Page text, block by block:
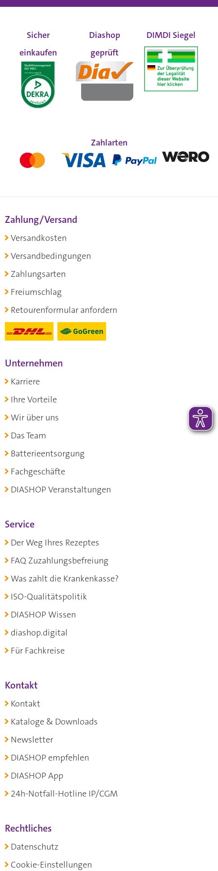
Sicher
einkaufen
Diashop
geprüft
DIMDI Siegel
Zahlarten
Zahlung/Versand
Versandkosten
Versandbedingungen
Zahlungsarten
Freiumschlag
Retourenformular anfordern
Unternehmen
Karriere
Ihre Vorteile
Wir über uns
Das Team
Batterieentsorgung
Fachgeschäfte
DIASHOP Veranstaltungen
Service
Der Weg Ihres Rezeptes
FAQ Zuzahlungsbefreiung
Was zahlt die Krankenkasse?
ISO-Qualitätspolitik
DIASHOP Wissen
diashop.digital
Für Fachkreise
Kontakt
Kontakt
Kataloge & Downloads
Newsletter
DIASHOP empfehlen
DIASHOP App
24h-Notfall-Hotline IP/CGM
Rechtliches
Datenschutz
Cookie-Einstellungen